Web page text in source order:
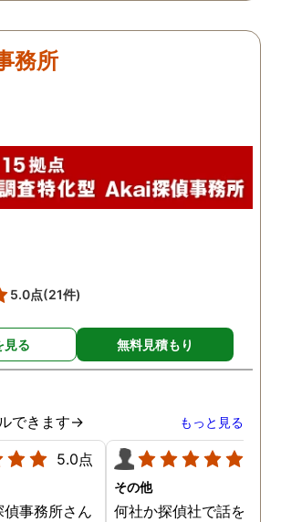
務所
5.0点(21件)
見る 無料見積もり
できます→ もっと見る
5.0点
事務所さん
その他
何社か探偵社で話を聞き